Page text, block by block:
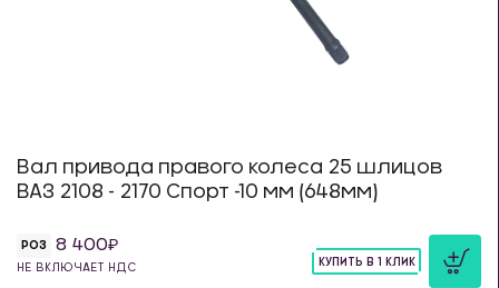
Вал привода правого колеса 25 шлицов
ВАЗ 2108 - 2170 Спорт -10 мм (648мм)
РОЗ 8 400
НЕ ВКЛЮЧАЕТ НДС
КУПИТЬ В 1 КЛИК